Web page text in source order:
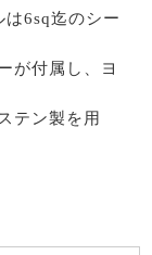
6sq迄のシー
が付属し、ヨ
テン製を用